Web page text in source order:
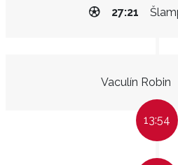
27:21
Vaculín Robin
13:54